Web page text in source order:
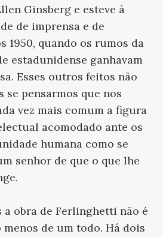
Ginsberg e esteve à
de imprensa e de
1950, quando os rumos da
estadunidense ganhavam
Esses outros feitos não
se pensarmos que nos
vez mais comum a figura
acomodado ante os
humana como se
senhor de que o que lhe
a obra de Ferlinghetti não é
menos de um todo. Há dois